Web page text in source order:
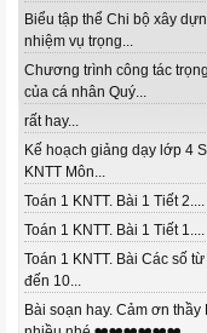
Biểu tập thể Chi bộ xây
nhiệm vụ trọng...
Chương trình công tác
của cá nhân Quý...
rất hay...
Kế hoạch giảng dạy lớp 4
KNTT Môn...
Toán 1 KNTT. Bài 1 Tiết 2....
Toán 1 KNTT. Bài 1 Tiết 1....
Toán 1 KNTT. Bài Các số
đến 10...
Bài soạn hay. Cảm ơn thầy